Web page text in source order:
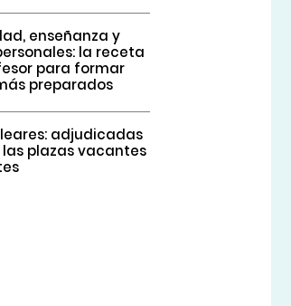
enseñanza y
la receta
para formar
preparados
adjudicadas
las plazas vacantes